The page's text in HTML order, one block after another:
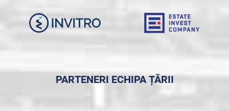
PARTENERI ECHIPA ȚĂRII